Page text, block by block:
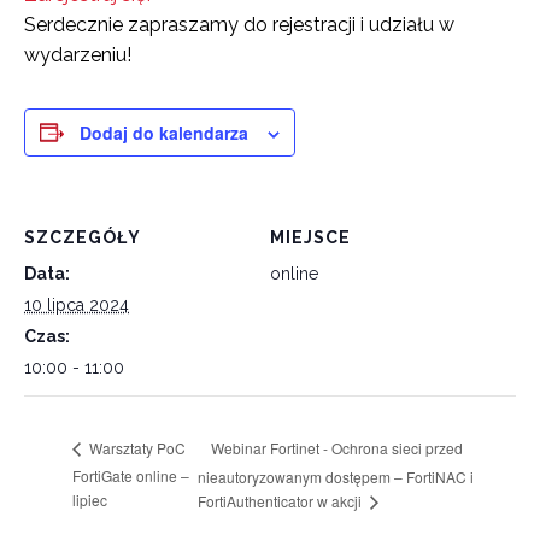
Serdecznie zapraszamy do rejestracji i udziału w
wydarzeniu!
Dodaj do kalendarza
SZCZEGÓŁY
Data:
10 lipca 2024
Czas:
10:00 - 11:00
MIEJSCE
online
Warsztaty PoC
FortiGate online –
lipiec
Webinar Fortinet - Ochrona sieci przed
nieautoryzowanym dostępem – FortiNAC i
FortiAuthenticator w akcji